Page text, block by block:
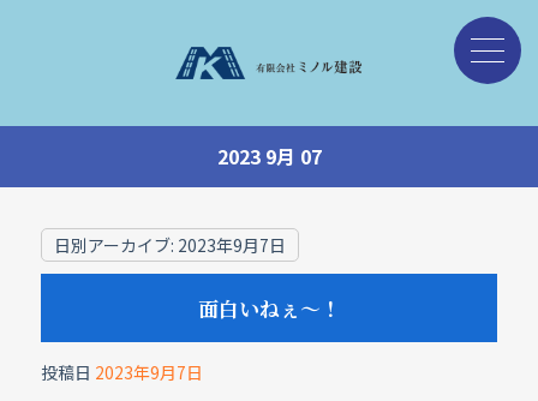
2023 9月 07
日別アーカイブ: 2023年9月7日
面白いねぇ〜！
投稿日 2023年9月7日